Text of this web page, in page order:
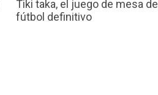
Tiki taka, el juego de mesa de
fútbol definitivo